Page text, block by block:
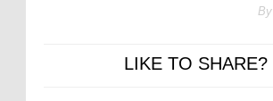
By
LIKE TO SHARE?